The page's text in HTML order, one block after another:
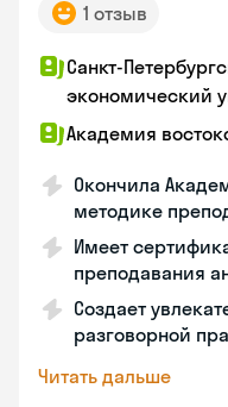
1 отзыв
Санкт-
экономический
Академия
Окончила
методике
Имеет
преподавания
Создает
разговорной
Читать дальше